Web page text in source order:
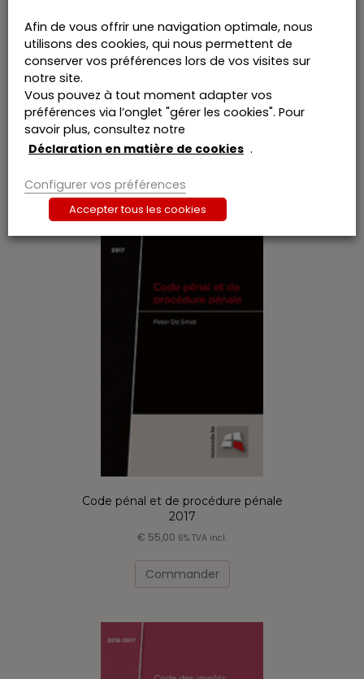
Erfbelasting in het Vlaamse Gewest –
Editie 2017
€49,99 6% TVA incl.
Epuisé
Code pénal et de procédure pénale
2017
€ 55,00 6% TVA incl.
Commander
Afin de vous offrir une navigation optimale, nous
utilisons des cookies, qui nous permettent de
conserver vos préférences lors de vos visites sur
notre site.
Vous pouvez à tout moment adapter vos
préférences via l’onglet "gérer les cookies". Pour
savoir plus, consultez notre
Déclaration en matière de cookies .
Configurer vos préférences
Accepter tous les cookies